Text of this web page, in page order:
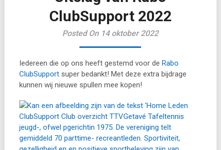
ClubSupport 2022
Posted On 14 oktober 2022
Iedereen die op ons heeft gestemd voor de Rabo
ClubSupportsuper bedankt! Met deze extra bijdrage
kunnen wij nieuwe spullen mee kopen!